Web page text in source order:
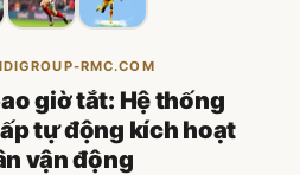
RMC.COM
giờ tắt: Hệ thống
tự động kích hoạt
vận động